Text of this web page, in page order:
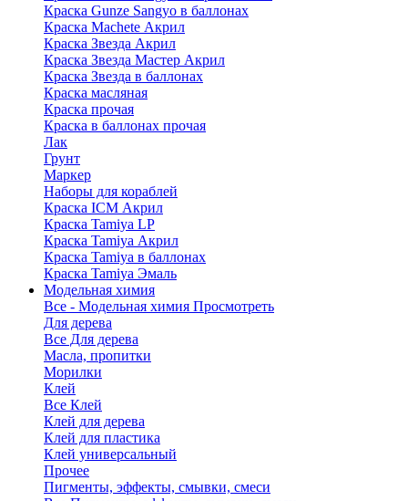
Краска Gunze Sangyo в баллонах
Краска Machete Акрил
Краска Звезда Акрил
Краска Звезда Мастер Акрил
Краска Звезда в баллонах
Краска масляная
Краска прочая
Краска в баллонах прочая
Лак
Грунт
Маркер
Наборы для кораблей
Краска ICM Акрил
Краска Tamiya LP
Краска Tamiya Акрил
Краска Tamiya в баллонах
Краска Tamiya Эмаль
Модельная химия
Все - Модельная химия Просмотреть
Для дерева
Все Для дерева
Масла, пропитки
Морилки
Клей
Все Клей
Клей для дерева
Клей для пластика
Клей универсальный
Прочее
Пигменты, эффекты, смывки, смеси